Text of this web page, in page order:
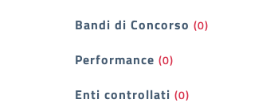
Bandi di Concorso (0)
Performance (0)
Enti controllati (0)